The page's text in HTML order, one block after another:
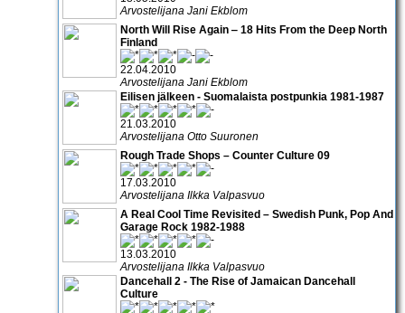
Arvostelijana Jani Ekblom
North Will Rise Again ‒ 18 Hits From the Deep North
Finland
22.04.2010
Arvostelijana Jani Ekblom
Eilisen jälkeen - Suomalaista postpunkia 1981-1987
21.03.2010
Arvostelijana Otto Suuronen
Rough Trade Shops – Counter Culture 09
17.03.2010
Arvostelijana Ilkka Valpasvuo
A Real Cool Time Revisited – Swedish Punk, Pop And
Garage Rock 1982-1988
13.03.2010
Arvostelijana Ilkka Valpasvuo
Dancehall 2 - The Rise of Jamaican Dancehall
Culture